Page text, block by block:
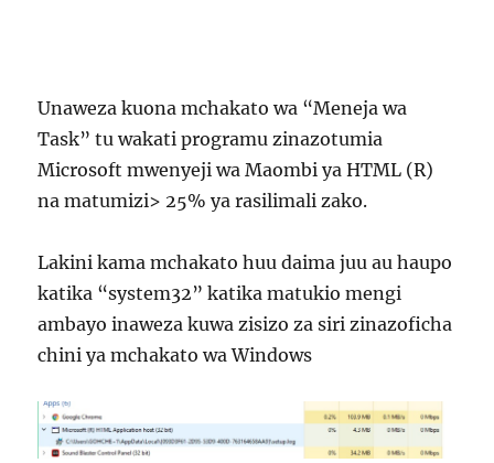
Unaweza kuona mchakato wa “Meneja wa
Task” tu wakati programu zinazotumia
Microsoft mwenyeji wa Maombi ya HTML (R)
na matumizi> 25% ya rasilimali zako.
Lakini kama mchakato huu daima juu au haupo
katika “system32” katika matukio mengi
ambayo inaweza kuwa zisizo za siri zinazoficha
chini ya mchakato wa Windows